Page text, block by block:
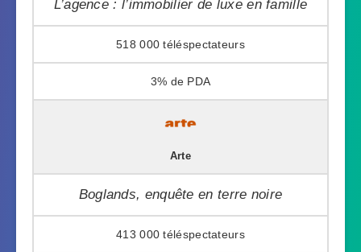
L’agence : l’immobilier de luxe en famille
518 000
3%
Arte
Boglands, enquête en terre noire
413 000